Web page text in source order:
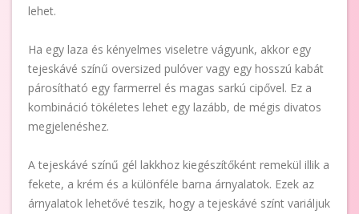
lehet.
Ha egy laza és kényelmes viseletre vágyunk, akkor egy
tejeskávé színű oversized pulóver vagy egy hosszú kabát
párosítható egy farmerrel és magas sarkú cipővel. Ez a
kombináció tökéletes lehet egy lazább, de mégis divatos
megjelenéshez.
A tejeskávé színű gél lakkhoz kiegészítőként remekül illik a
fekete, a krém és a különféle barna árnyalatok. Ezek az
árnyalatok lehetővé teszik, hogy a tejeskávé színt variáljuk